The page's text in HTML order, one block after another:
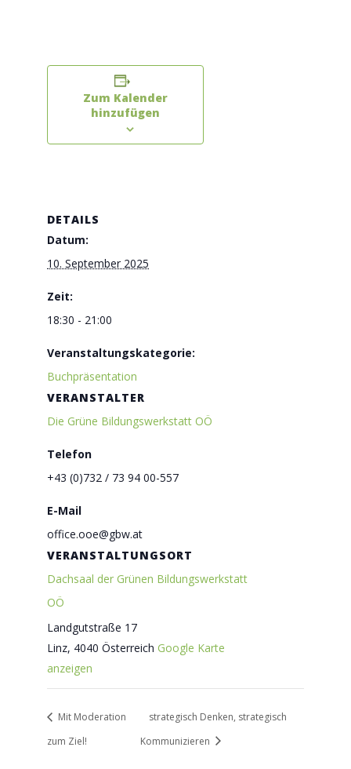
Zum Kalender
hinzufügen
DETAILS
Datum:
10. September 2025
Zeit:
18:30 - 21:00
Veranstaltungskategorie:
Buchpräsentation
VERANSTALTUNGSORT
Dachsaal der Grünen Bildungswerkstatt
OÖ
Landgutstraße 17
Linz, 4040 Österreich Google Karte
anzeigen
VERANSTALTER
Die Grüne Bildungswerkstatt OÖ
Telefon
+43 (0)732 / 73 94 00-557
E-Mail
office.ooe@gbw.at
Mit Moderation
zum Ziel!
strategisch Denken, strategisch
Kommunizieren